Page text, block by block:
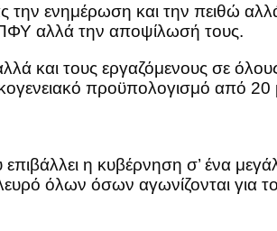
ενημέρωση και την πειθώ αλλά
αλλά την αποψίλωσή τους.
και τους εργαζόμενους σε
προϋπολογισμό από
η κυβέρνηση σ’ ένα
όλων όσων αγωνίζονται για το